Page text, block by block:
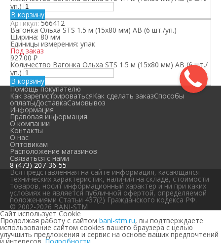
уп.)
В корзину
Артикул:566412
Вагонка Ольха STS 1.5 м (15х80 мм) АВ (6 шт./уп.)
Ширина: 80 мм
Единицы измерения: упак
Под заказ
927.00 ₽
Количество Вагонка Ольха STS 1.5 м (15х80 мм) АВ (6 шт./
уп.)
В корзину
Помощь покупателю
Как зарегистрироватьсяКак сделать заказСпособы
оплатыДоставкаСамовывоз
Информация
Правовая информация
О компании
Контакты
О нас
Оптовикам
Расположение магазинов
Связаться с нами
8 (473) 207-36-55
Вся представленная на сайте информация, касающаяся
технических характеристик, наличия на складе, стоимости
товаров, носит информационный характер и ни при каких
условиях не является публичной офертой, определяемой
положениями Статьи 437(2) Гражданского кодекса РФ.
© 2002-2026 BANI-STM
Сайт использует Cookie
Продолжая работу с сайтом bani-stm.ru, вы подтверждаете
использование сайтом cookies вашего браузера с целью
улучшить предложения и сервис на основе ваших предпочтений